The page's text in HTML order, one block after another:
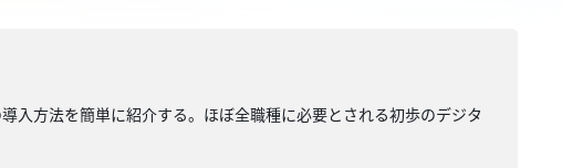
入方法を簡単に紹介する。ほぼ全職種に必要とされる初歩のデジタ